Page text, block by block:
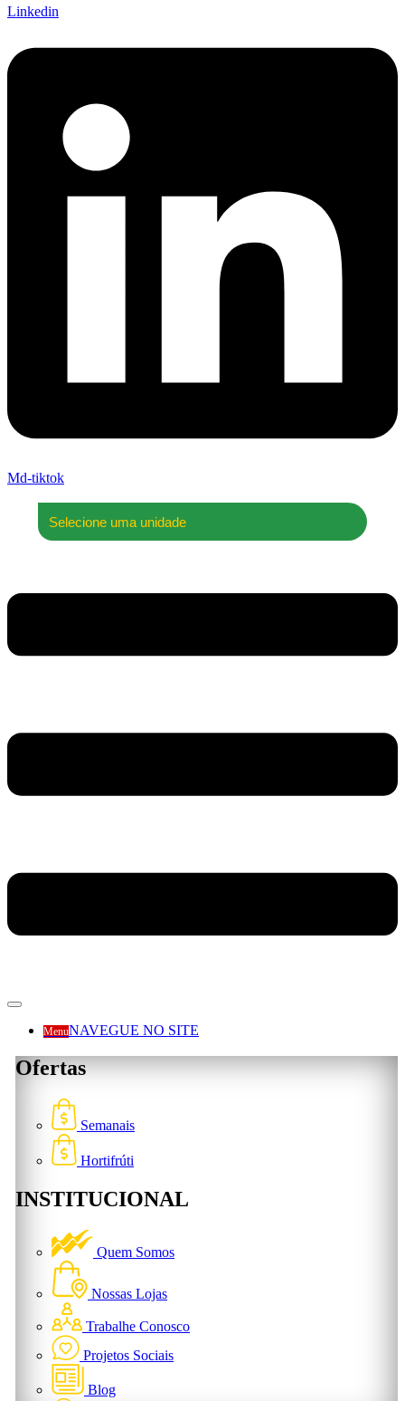
Linkedin
Md-tiktok
MenuNAVEGUE NO SITE
Ofertas
Semanais
Hortifrúti
INSTITUCIONAL
Quem Somos
Nossas Lojas
Trabalhe Conosco
Projetos Sociais
Blog